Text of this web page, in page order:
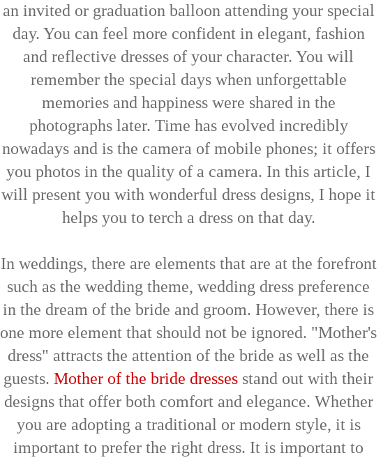
an invited or graduation balloon attending your special
day. You can feel more confident in elegant, fashion
and reflective dresses of your character. You will
remember the special days when unforgettable
memories and happiness were shared in the
photographs later. Time has evolved incredibly
nowadays and is the camera of mobile phones; it offers
you photos in the quality of a camera. In this article, I
will present you with wonderful dress designs, I hope it
helps you to terch a dress on that day.
In weddings, there are elements that are at the forefront
such as the wedding theme, wedding dress preference
in the dream of the bride and groom. However, there is
one more element that should not be ignored. "Mother's
dress" attracts the attention of the bride as well as the
guests. Mother of the bride dresses stand out with their
designs that offer both comfort and elegance. Whether
you are adopting a traditional or modern style, it is
important to prefer the right dress. It is important to